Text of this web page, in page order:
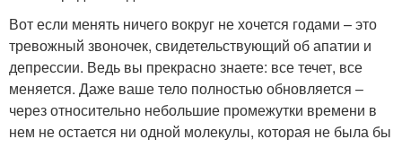
Вот если менять ничего вокруг не хочется годами – это
тревожный звоночек, свидетельствующий об апатии и
депрессии. Ведь вы прекрасно знаете: все течет, все
меняется. Даже ваше тело полностью обновляется –
через относительно небольшие промежутки времени в
нем не остается ни одной молекулы, которая не была бы